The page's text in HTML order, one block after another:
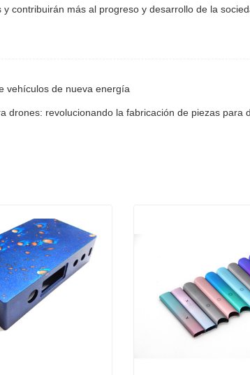
contribuirán más al progreso y desarrollo de la
vehículos de nueva energía
drones: revolucionando la fabricación de piezas para